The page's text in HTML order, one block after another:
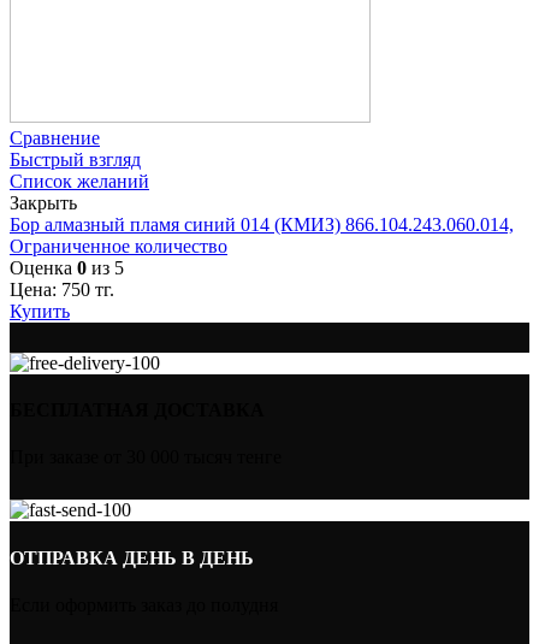
Сравнение
Быстрый взгляд
Список желаний
Закрыть
Бор алмазный пламя синий 014 (КМИЗ) 866.104.243.060.014,
Ограниченное количество
Оценка 0 из 5
Цена: 750 тг.
Купить
ОТПРАВКА ДЕНЬ В ДЕНЬ